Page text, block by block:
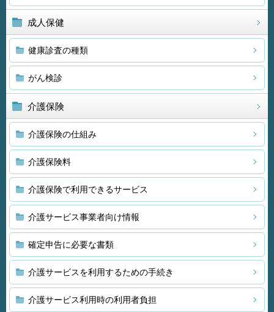
成人保健
健康診査の種類
がん検診
介護保険
介護保険の仕組み
介護保険料
介護保険で利用できるサービス
介護サービス事業者向け情報
確定申告に必要な書類
介護サービスを利用するための手続き
介護サービス利用時の利用者負担